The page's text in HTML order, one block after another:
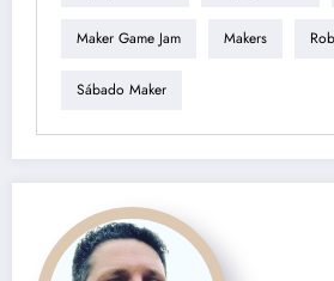
Maker Game Jam Makers
Sábado Maker